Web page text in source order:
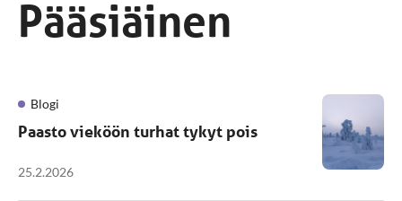
Pääsiäinen
Blogi
Paasto vieköön turhat tykyt pois
25.2.2026